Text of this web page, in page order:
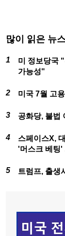
많이 읽은 뉴
미 정보당국
가능성"
미국 7월 고
공화당, 불법
스페이스X,
'머스크 베팅'
트럼프, 출생